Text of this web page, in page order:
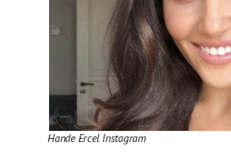
Hande Ercel Instagram